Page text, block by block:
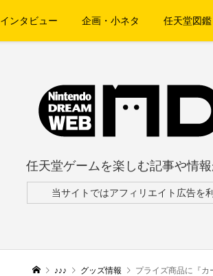
インタビュー 企画・小ネタ 任天堂図鑑
任天堂ゲームを楽しむ記事や情
当サイトではアフィリエイト広告を
♪♪♪ グッズ情報 プライズ商品に『カ